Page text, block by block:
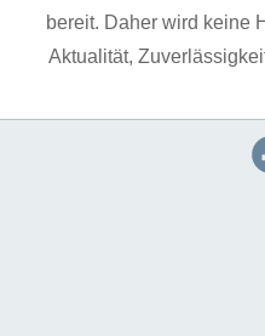
bereit. Daher wird keine
Aktualität,